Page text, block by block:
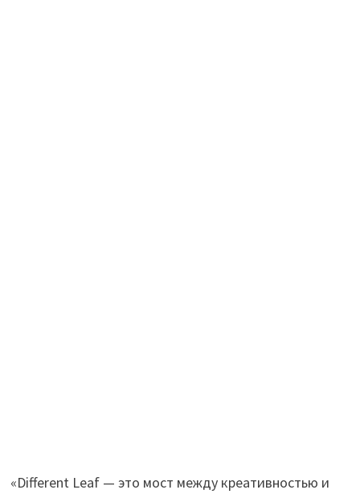
«Different Leaf — это мост между креативностью и